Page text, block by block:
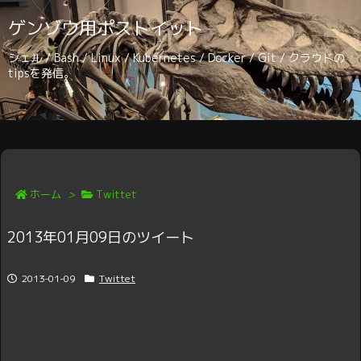
ゲンゾウ用ポストイット
シェル / Bash / Linux / Kubernetes / Docker / Git / クラウドの
tipsを発信。
ホーム > Twittet
2013年01月09日のツイート
2013-01-09 Twittet